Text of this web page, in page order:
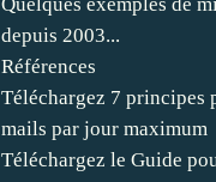
depuis 2003...
Références
Téléchargez 7 principes
mails par jour maximum
Téléchargez le Guide